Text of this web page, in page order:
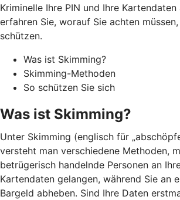
Kriminelle Ihre PIN und Ihre Kartendaten
erfahren Sie, worauf Sie achten
schützen.
Was ist Skimming?
Skimming-Methoden
So schützen Sie sich
Was ist Skimming?
Unter Skimming (englisch für
versteht man verschiedene Methoden,
betrügerisch handelnde Personen an
Kartendaten gelangen, während Sie an
Bargeld abheben. Sind Ihre Daten